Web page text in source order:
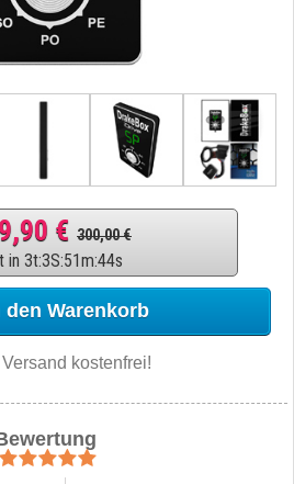
€ 300,00 €
in 3t:3S:51m:43s
den Warenkorb
Versand kostenfrei!